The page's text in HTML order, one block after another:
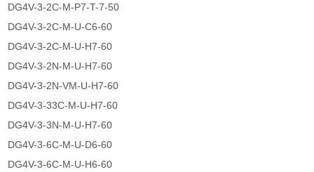
DG4V-3-2C-M-P7-T-7-50
DG4V-3-2C-M-U-C6-60
DG4V-3-2C-M-U-H7-60
DG4V-3-2N-M-U-H7-60
DG4V-3-2N-VM-U-H7-60
DG4V-3-33C-M-U-H7-60
DG4V-3-3N-M-U-H7-60
DG4V-3-6C-M-U-D6-60
DG4V-3-6C-M-U-H6-60